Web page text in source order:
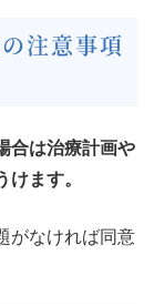
注意事項
合は治療計画や
ます。
がなければ同意